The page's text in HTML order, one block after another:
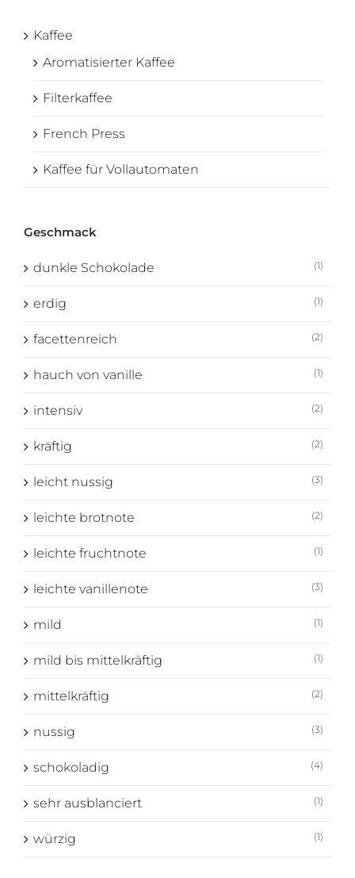
Kaffee
Aromatisierter Kaffee
Filterkaffee
French Press
Kaffee für Vollautomaten
Geschmack
dunkle Schokolade (1)
erdig (1)
facettenreich (2)
hauch von vanille (1)
intensiv (2)
kräftig (2)
leicht nussig (3)
leichte brotnote (2)
leichte fruchtnote (1)
leichte vanillenote (3)
mild (1)
mild bis mittelkräftig (1)
mittelkräftig (2)
nussig (3)
schokoladig (4)
sehr ausblanciert (1)
würzig (1)